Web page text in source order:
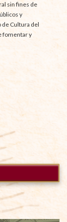
sin fines de
y
Cultura del
fomentar y